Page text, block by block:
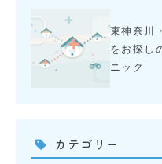
東神奈川
をお探し
ニック
カテゴリー